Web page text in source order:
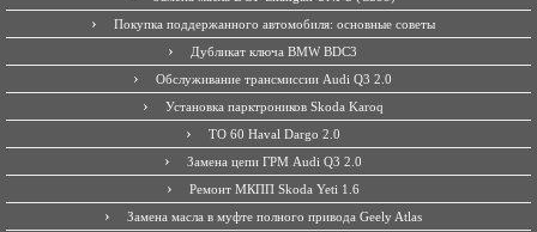
Покупка поддержанного автомобиля: основные советы
Дубликат ключа BMW BDC3
Обслуживание трансмиссии Audi Q3 2.0
Установка парктроников Skoda Karoq
ТО 60 Haval Dargo 2.0
Замена цепи ГРМ Audi Q3 2.0
Ремонт МКПП Skoda Yeti 1.6
Замена масла в муфте полного привода Geely Atlas